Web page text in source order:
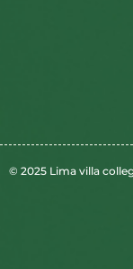
© 2025 Lima villa